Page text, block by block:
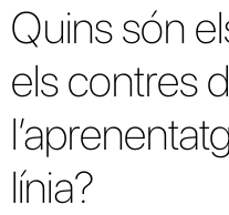
Quins són
els contres
línia?